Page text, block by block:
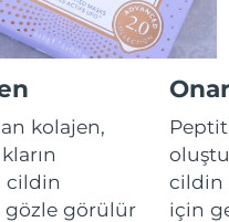
kolajen,
cildin
gözle görülür
cildin
için
Tahmini teslim tarihi8/12/26
teslim tarihi 8/13/26
teslim tarihi 8/10/26
teslim tarihi 8/14/26